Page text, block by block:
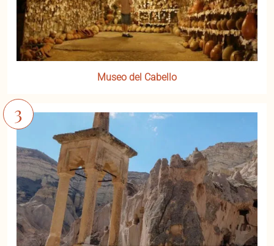
Museo del Cabello